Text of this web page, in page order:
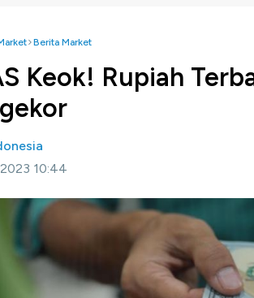
Berita Market
Keok! Rupiah
10:44